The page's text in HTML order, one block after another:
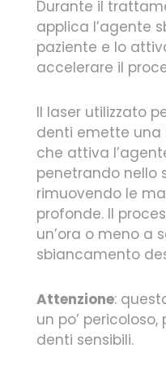
Durante il
applica l’agente
paziente e lo
accelerare il
Il laser utilizzato
denti emette
che attiva
penetrando nello
rimuovendo le
profonde. Il
un’ora o meno a
sbiancamento
Attenzione:
un po’
denti sensibili.